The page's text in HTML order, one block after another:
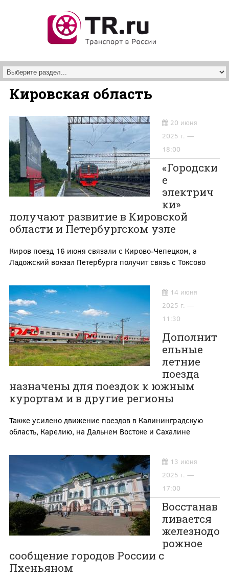
Кировская область
20 июня
2025 г. —
18:00
«Городски
е
электрич
ки»
получают развитие в Кировской
области и Петербургском узле
Киров поезд 16 июня связали с Кирово-Чепецком, а
Ладожский вокзал Петербурга получит связь с Токсово
14 июня
2025 г. —
11:30
Дополнит
ельные
летние
поезда
назначены для поездок к южным
курортам и в другие регионы
Также усилено движение поездов в Калининградскую
область, Карелию, на Дальнем Востоке и Сахалине
13 июня
2025 г. —
17:00
Восстанав
ливается
железнодо
рожное
сообщение городов России с
Пхеньяном